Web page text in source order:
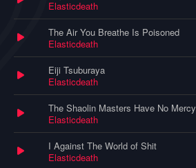
Elasticdeath
The Air You Breathe Is Poisoned
Elasticdeath
Eiji Tsuburaya
Elasticdeath
The Shaolin Masters Have No Mercy
Elasticdeath
I Against The World of Shit
Elasticdeath